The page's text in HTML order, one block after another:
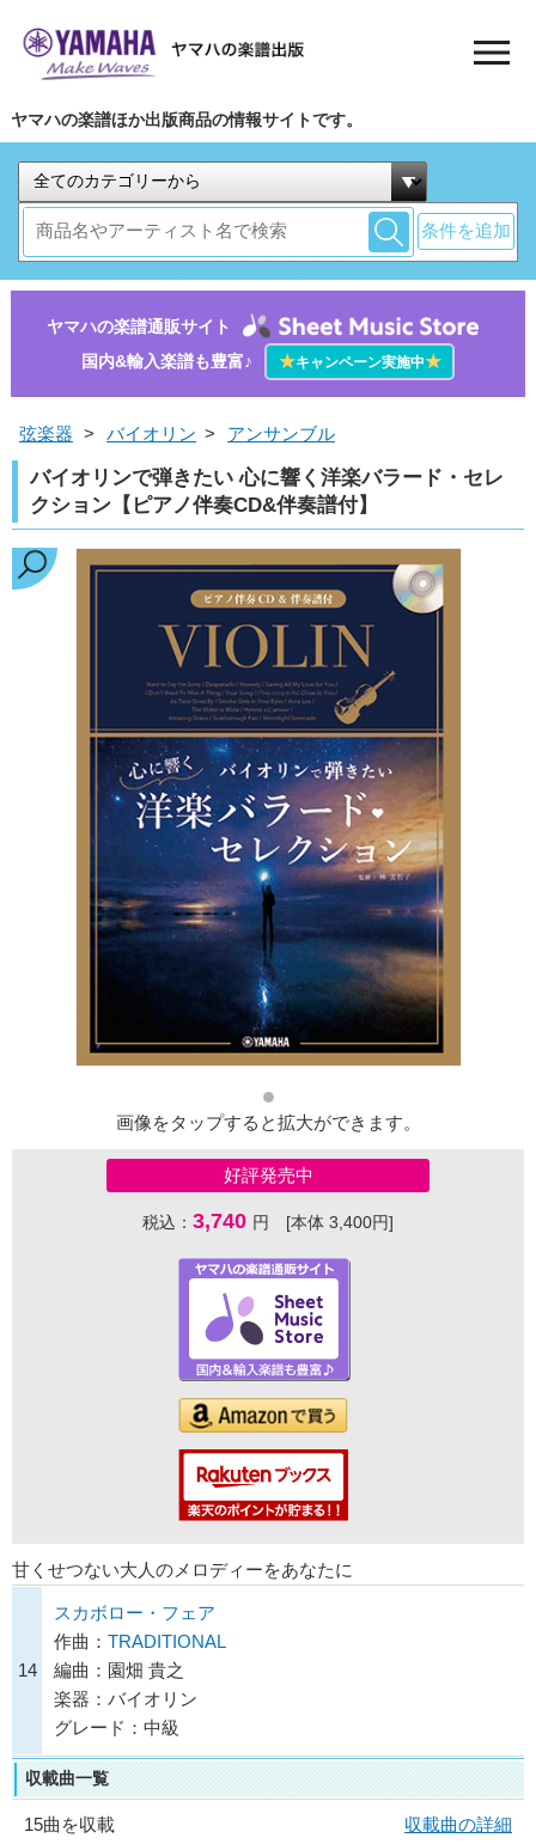
ヤマハの楽譜ほか出版商品の情報サイトです。
条件を追加
ヤマハの楽譜通販サイト
国内&輸入楽譜も豊富♪
★キャンペーン実施中★
弦楽器 > バイオリン > アンサンブル
バイオリンで弾きたい 心に響く洋楽バラード・セレ
クション【ピアノ伴奏CD&伴奏譜付】
画像をタップすると拡大ができます。
好評発売中
税込： 3,740 円 [本体 3,400円]
甘くせつない大人のメロディーをあなたに
14
スカボロー・フェア
作曲： TRADITIONAL
編曲：園畑 貴之
楽器：バイオリン
グレード：中級
収載曲一覧
15曲を収載
収載曲の詳細